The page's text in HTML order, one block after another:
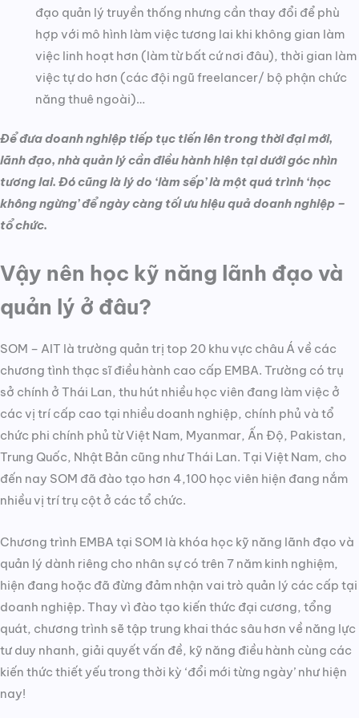
đạo quản lý truyền thống nhưng cần thay đổi để phù
hợp với mô hình làm việc tương lai khi không gian làm
việc linh hoạt hơn (làm từ bất cứ nơi đâu), thời gian làm
việc tự do hơn (các đội ngũ freelancer/ bộ phận chức
năng thuê ngoài)…
Để đưa doanh nghiệp tiếp tục tiến lên trong thời đại mới,
lãnh đạo, nhà quản lý cần điều hành hiện tại dưới góc nhìn
tương lai. Đó cũng là lý do ‘làm sếp’ là một quá trình ‘học
không ngừng’ để ngày càng tối ưu hiệu quả doanh nghiệp –
tổ chức.
Vậy nên học kỹ năng lãnh đạo và
quản lý ở đâu?
SOM – AIT là trường quản trị top 20 khu vực châu Á về các
chương tình thạc sĩ điều hành cao cấp EMBA. Trường có trụ
sở chính ở Thái Lan, thu hút nhiều học viên đang làm việc ở
các vị trí cấp cao tại nhiều doanh nghiệp, chính phủ và tổ
chức phi chính phủ từ Việt Nam, Myanmar, Ấn Độ, Pakistan,
Trung Quốc, Nhật Bản cũng như Thái Lan. Tại Việt Nam, cho
đến nay SOM đã đào tạo hơn 4,100 học viên hiện đang nắm
nhiều vị trí trụ cột ở các tổ chức.
Chương trình EMBA tại SOM là khóa học kỹ năng lãnh đạo và
quản lý dành riêng cho nhân sự có trên 7 năm kinh nghiệm,
hiện đang hoặc đã đừng đảm nhận vai trò quản lý các cấp tại
doanh nghiệp. Thay vì đào tạo kiến thức đại cương, tổng
quát, chương trình sẽ tập trung khai thác sâu hơn về năng lực
tư duy nhanh, giải quyết vấn đề, kỹ năng điều hành cùng các
kiến thức thiết yếu trong thời kỳ ‘đổi mới từng ngày’ như hiện
nay!